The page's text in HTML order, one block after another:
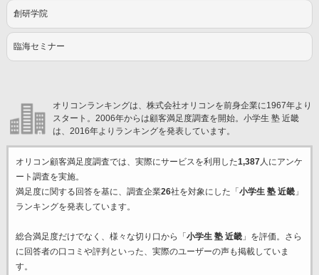
創研学院
臨海セミナー
オリコンランキングは、株式会社オリコンを前身企業に1967年より
スタート。2006年からは顧客満足度調査を開始。小学生 塾 近畿
は、2016年よりランキングを発表しています。
オリコン顧客満足度調査では、実際にサービスを利用した1,387人にアンケ
ート調査を実施。
満足度に関する回答を基に、調査企業26社を対象にした「 小学生 塾 近畿」
ランキングを発表しています。
総合満足度だけでなく、様々な切り口から「 小学生 塾 近畿」を評価。さら
に回答者の口コミや評判といった、実際のユーザーの声も掲載していま
す。